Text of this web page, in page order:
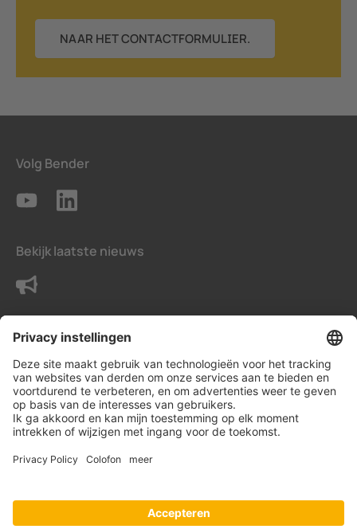
NAAR HET CONTACTFORMULIER.
Volg Bender
Bekijk laatste nieuws
Neem contact met ons op
Voorwaarden
Impressum